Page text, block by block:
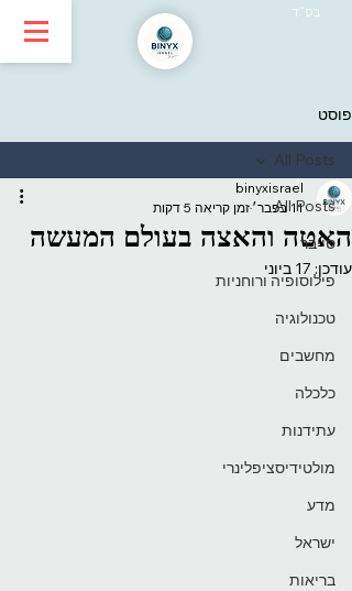
בס״ד
פוסט
All Posts
סייבר
פילוסופיה ורוחניות
טכנולוגיה
מחשבים
כלכלה
עתידנות
מולטידיסציפלינרי
מדע
ישראל
בריאות
All Posts
האטה והאצה בעולם המעשה
binyxisrael
11 בפבר׳
זמן קריאה 5 דקות
עודכן: 17 ביוני